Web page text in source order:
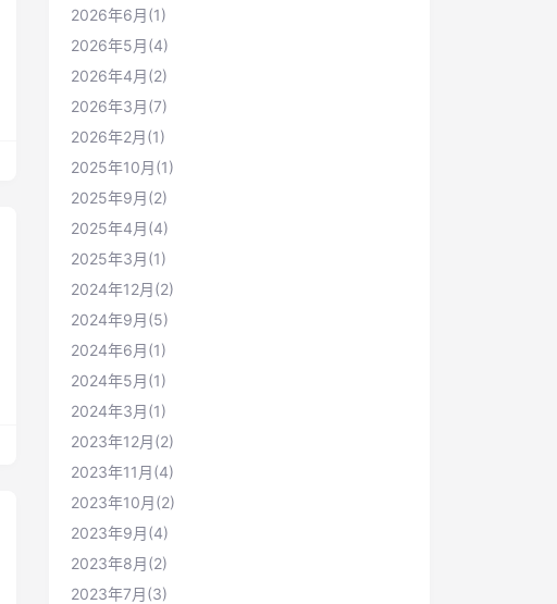
2026年6月(1)
2026年5月(4)
2026年4月(2)
2026年3月(7)
2026年2月(1)
2025年10月(1)
2025年9月(2)
2025年4月(4)
2025年3月(1)
2024年12月(2)
2024年9月(5)
2024年6月(1)
2024年5月(1)
2024年3月(1)
2023年12月(2)
2023年11月(4)
2023年10月(2)
2023年9月(4)
2023年8月(2)
2023年7月(3)